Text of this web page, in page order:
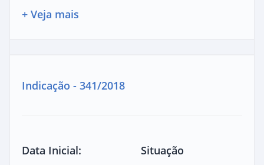
+ Veja mais
Indicação - 341/2018
Data Inicial: Situação